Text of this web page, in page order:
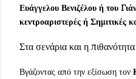
Ευάγγελου Βενιζέλου ή του
κεντροαριστερές ή Σημιτικές
Στα σενάρια και η
Βγάζοντας από την εξίσωση τον